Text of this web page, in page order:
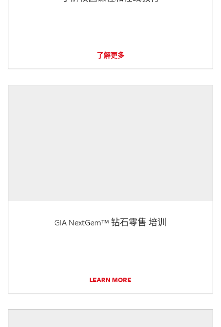
了解更多
GIA NextGem™ 钻石零售 培训
LEARN MORE